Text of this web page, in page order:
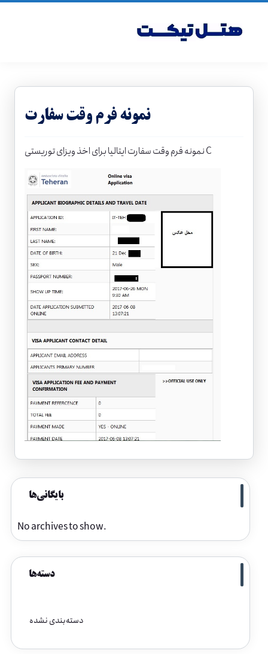
نمونه فرم وقت سفارت
نمونه فرم وقتسفارت ایتالیا برای اخذ ویزای توریستی C
بایگانی‌ها
No archives to show.
دسته‌ها
دسته‌بندی نشده